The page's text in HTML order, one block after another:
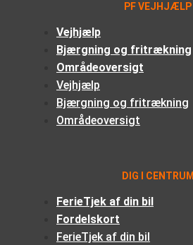
PF VEJHJÆLP
Vejhjælp
Bjærgning og fritrækning
Områdeoversigt
Vejhjælp
Bjærgning og fritrækning
Områdeoversigt
DIG I CENTRUM
FerieTjek af din bil
Fordelskort
FerieTjek af din bil